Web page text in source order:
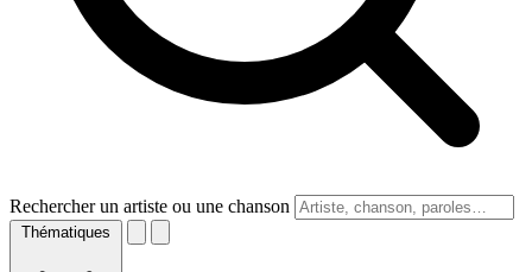
Rechercher un artiste ou une chanson
Thématiques